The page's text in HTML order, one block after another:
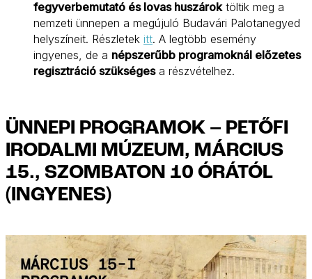
fegyverbemutató és lovas huszároktöltik meg a
nemzeti ünnepen a megújuló Budavári Palotanegyed
helyszíneit. Részletek itt. A legtöbb esemény
ingyenes, de a népszerűbb programoknál előzetes
regisztráció szükségesa részvételhez.
ÜNNEPI PROGRAMOK – PETŐFI
IRODALMI MÚZEUM, MÁRCIUS
15., SZOMBATON 10 ÓRÁTÓL
(INGYENES)